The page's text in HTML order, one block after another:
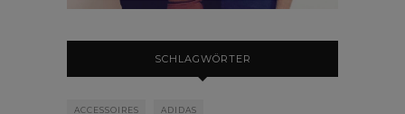
SCHLAGWÖRTER
ACCESSOIRES ADIDAS